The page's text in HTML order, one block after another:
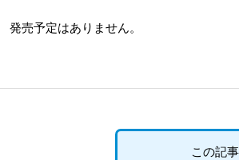
発売予定はありません。
この記